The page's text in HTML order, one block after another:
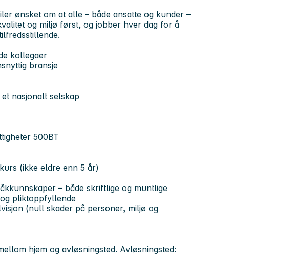
ønsket om at alle – både ansatte og kunder –
og miljø først, og jobber hver dag for å
kollegaer
bransje
nasjonalt selskap
500BT
(ikke eldre enn 5 år)
– både skriftlige og muntlige
pliktoppfyllende
(null skader på personer, miljø og
hjem og avløsningsted. Avløsningsted: